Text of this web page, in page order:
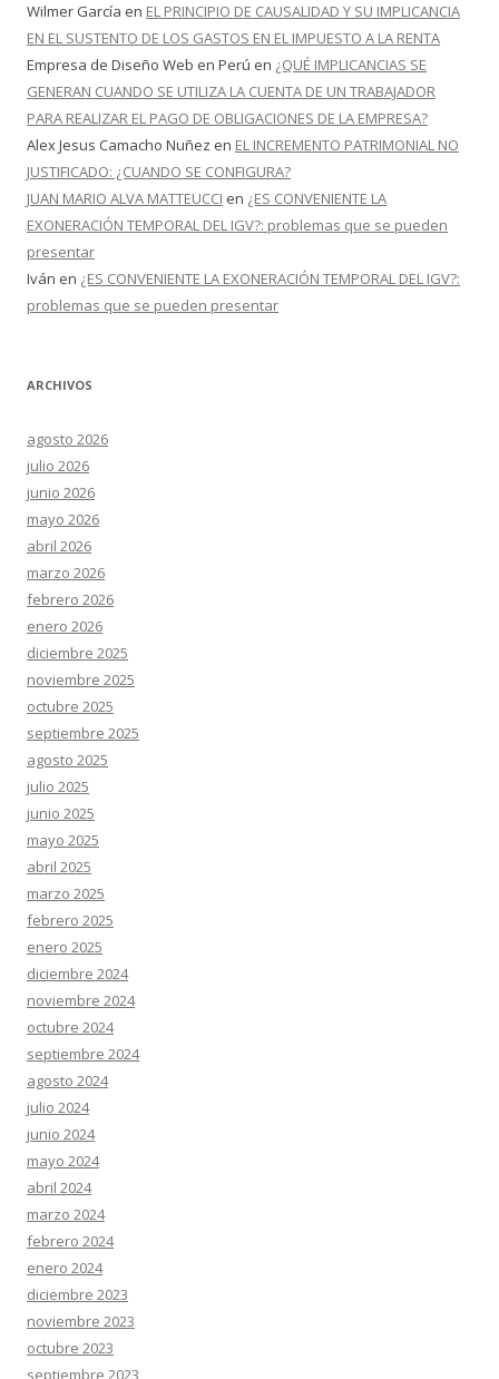
Wilmer García en EL PRINCIPIO DE CAUSALIDAD Y SU IMPLICANCIA
EN EL SUSTENTO DE LOS GASTOS EN EL IMPUESTO A LA RENTA
Empresa de Diseño Web en Perú en ¿QUÉ IMPLICANCIAS SE
GENERAN CUANDO SE UTILIZA LA CUENTA DE UN TRABAJADOR
PARA REALIZAR EL PAGO DE OBLIGACIONES DE LA EMPRESA?
Alex Jesus Camacho Nuñez en EL INCREMENTO PATRIMONIAL NO
JUSTIFICADO: ¿CUANDO SE CONFIGURA?
JUAN MARIO ALVA MATTEUCCI en ¿ES CONVENIENTE LA
EXONERACIÓN TEMPORAL DEL IGV?: problemas que se pueden
presentar
Iván en ¿ES CONVENIENTE LA EXONERACIÓN TEMPORAL DEL IGV?:
problemas que se pueden presentar
ARCHIVOS
agosto 2026
julio 2026
junio 2026
mayo 2026
abril 2026
marzo 2026
febrero 2026
enero 2026
diciembre 2025
noviembre 2025
octubre 2025
septiembre 2025
agosto 2025
julio 2025
junio 2025
mayo 2025
abril 2025
marzo 2025
febrero 2025
enero 2025
diciembre 2024
noviembre 2024
octubre 2024
septiembre 2024
agosto 2024
julio 2024
junio 2024
mayo 2024
abril 2024
marzo 2024
febrero 2024
enero 2024
diciembre 2023
noviembre 2023
octubre 2023
septiembre 2023